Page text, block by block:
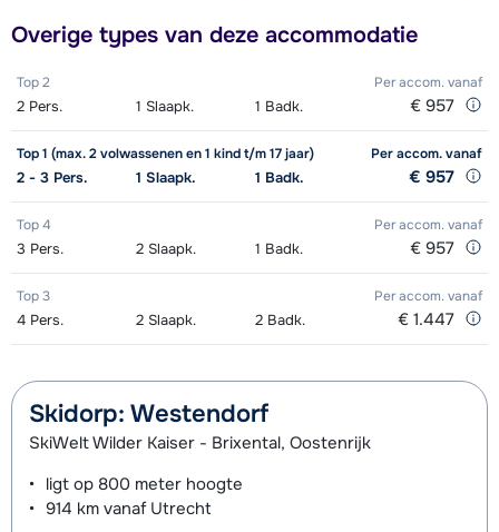
(8 dagen)
Zilver Ski's + Stokken (8 dagen) € 106,00
Bronze Ski's + Schoenen + Stokken
(8 dagen)
€ 118,00
Bronze Ski's + Stokken (8 dagen) € 90,00
Bronze Schoenen (8 dagen) € 43,00
Zilver Boots (8 dagen)
Overige types van deze accommodatie
Top 2 Per accom. vanaf
2 Pers. 1 Slaapk. 1 Badk. € 957
Top 1 (max. 2 volwassenen en 1 kind t/m 17 jaar) Per accom.vanaf
2 - 3 Pers. 1 Slaapk. 1 Badk. € 957
Top 4 Per accom. vanaf
3 Pers. 2 Slaapk. 1 Badk. € 957
Top 3 Per accom. vanaf
4 Pers. 2 Slaapk. 2 Badk. € 1.447
Skidorp: Westendorf
SkiWelt Wilder Kaiser - Brixental, Oostenrijk
ligt op 800 meter hoogte
914 km vanaf Utrecht